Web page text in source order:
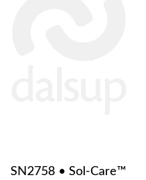
SN2758 • Sol-Care™